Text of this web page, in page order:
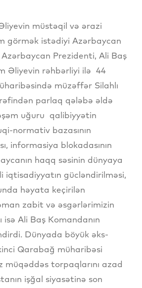
müstəqil və ərazi
görmək istədiyi Azərbaycan
Azərbaycan Prezidenti, Ali Baş
Əliyevin rəhbərliyi ilə 44
müzəffər Silahlı
parlaq qələbə əldə
uğuru qalibiyyətin
normativ bazasının
informasiya blokadasının
haqq səsinin dünyaya
iqtisadiyyatın gücləndirilməsi,
həyata keçirilən
zabit və əsgərlərimizin
isə Ali Baş Komandanın
Dünyada böyük əks-
Qarabağ müharibəsi
müqəddəs torpaqlarını azad
işğal siyasətinə son